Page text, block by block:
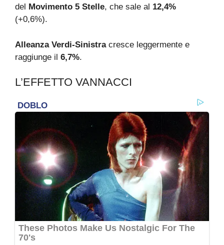
del
Movimento 5 Stelle, che sale al 12,4%
(+0,6%).
Alleanza Verdi-Sinistracresce leggermente e
raggiunge il 6,7%.
L’EFFETTO VANNACCI